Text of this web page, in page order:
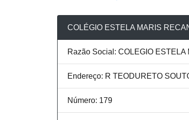
COLÉGIO ESTELA MARIS
Razão Social: COLEGIO
Endereço: R TEODURETO
Número: 179